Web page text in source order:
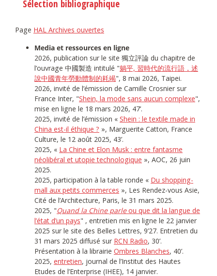
Sélection bibliographique
Page HAL Archives ouvertes
Media et ressources en ligne
2026, publication sur le site 獨立評論 du chapitre de
l’ouvrage 中國製造 intitulé "躺平, 習時代的流行語，述
說中國青年勞動體制的耗竭", 8 mai 2026, Taipei.
2026, invité de l’émission de Camille Crosnier sur
France Inter, "Shein, la mode sans aucun complexe",
mise en ligne le 18 mars 2026, 47’.
2025, invité de l’émission « Shein : le textile made in
China est-il éthique ? », Marguerite Catton, France
Culture, le 12 août 2025, 43’.
2025, « La Chine et Elon Musk : entre fantasme
néolibéral et utopie technologique », AOC, 26 juin
2025.
2025, participation à la table ronde « Du shopping-
mall aux petits commerces », Les Rendez-vous Asie,
Cité de l’Architecture, Paris, le 31 mars 2025.
2025, "Quand la Chine parleou que dit la langue de
l’état d’un pays" , entretien mis en ligne le 22 janvier
2025 sur le site des Belles Lettres, 9’27. Entretien du
31 mars 2025 diffusé sur RCN Radio, 30’.
Présentation à la librairie Ombres Blanches, 40’.
2025, entretien, journal de l’Institut des Hautes
Etudes de l’Enterprise (IHEE), 14 janvier.